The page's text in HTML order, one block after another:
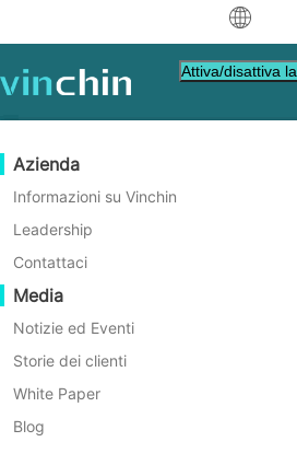
Download Supporto
中文
Protezione dei Dati
Backup & Recovery
Replicazione in tempo reale
Protezione Continua dei Dati
Copia fuori sede
Archiviazione
Orchestrazione dei Lavori
Mobilità dei Carichi di Lavoro
Migrazione V2V
Virtuale
VMware
Hyper-V
Proxmox
XCP-ng
oVirt
H3C CAS/UIS
ZStack
Sangfor HCI
Risorse di supporto
Base di conoscenza
Video su come fare
Centro di assistenza
Eventi in diretta
Webinars
Demo dal vivo
Storie dei clienti
Servizi IT
Guida all'acquisto
Impara come acquistare
Politica di licenza
Domande frequenti
Contatto
Richiedi un preventivo
Diventa un Partner
Programma Partner
Diventa un Partner
Trova un partner
Trova un partner locale
Già un partner
Accesso Portale Partner
Azienda
Informazioni su Vinchin
Leadership
Contattaci
Media
Notizie ed Eventi
Storie dei clienti
White Paper
Blog
Attiva/disattiva
Robusta Soluzione
e Ripristino a Livello
Aziendale con
Affidabile, Potente,